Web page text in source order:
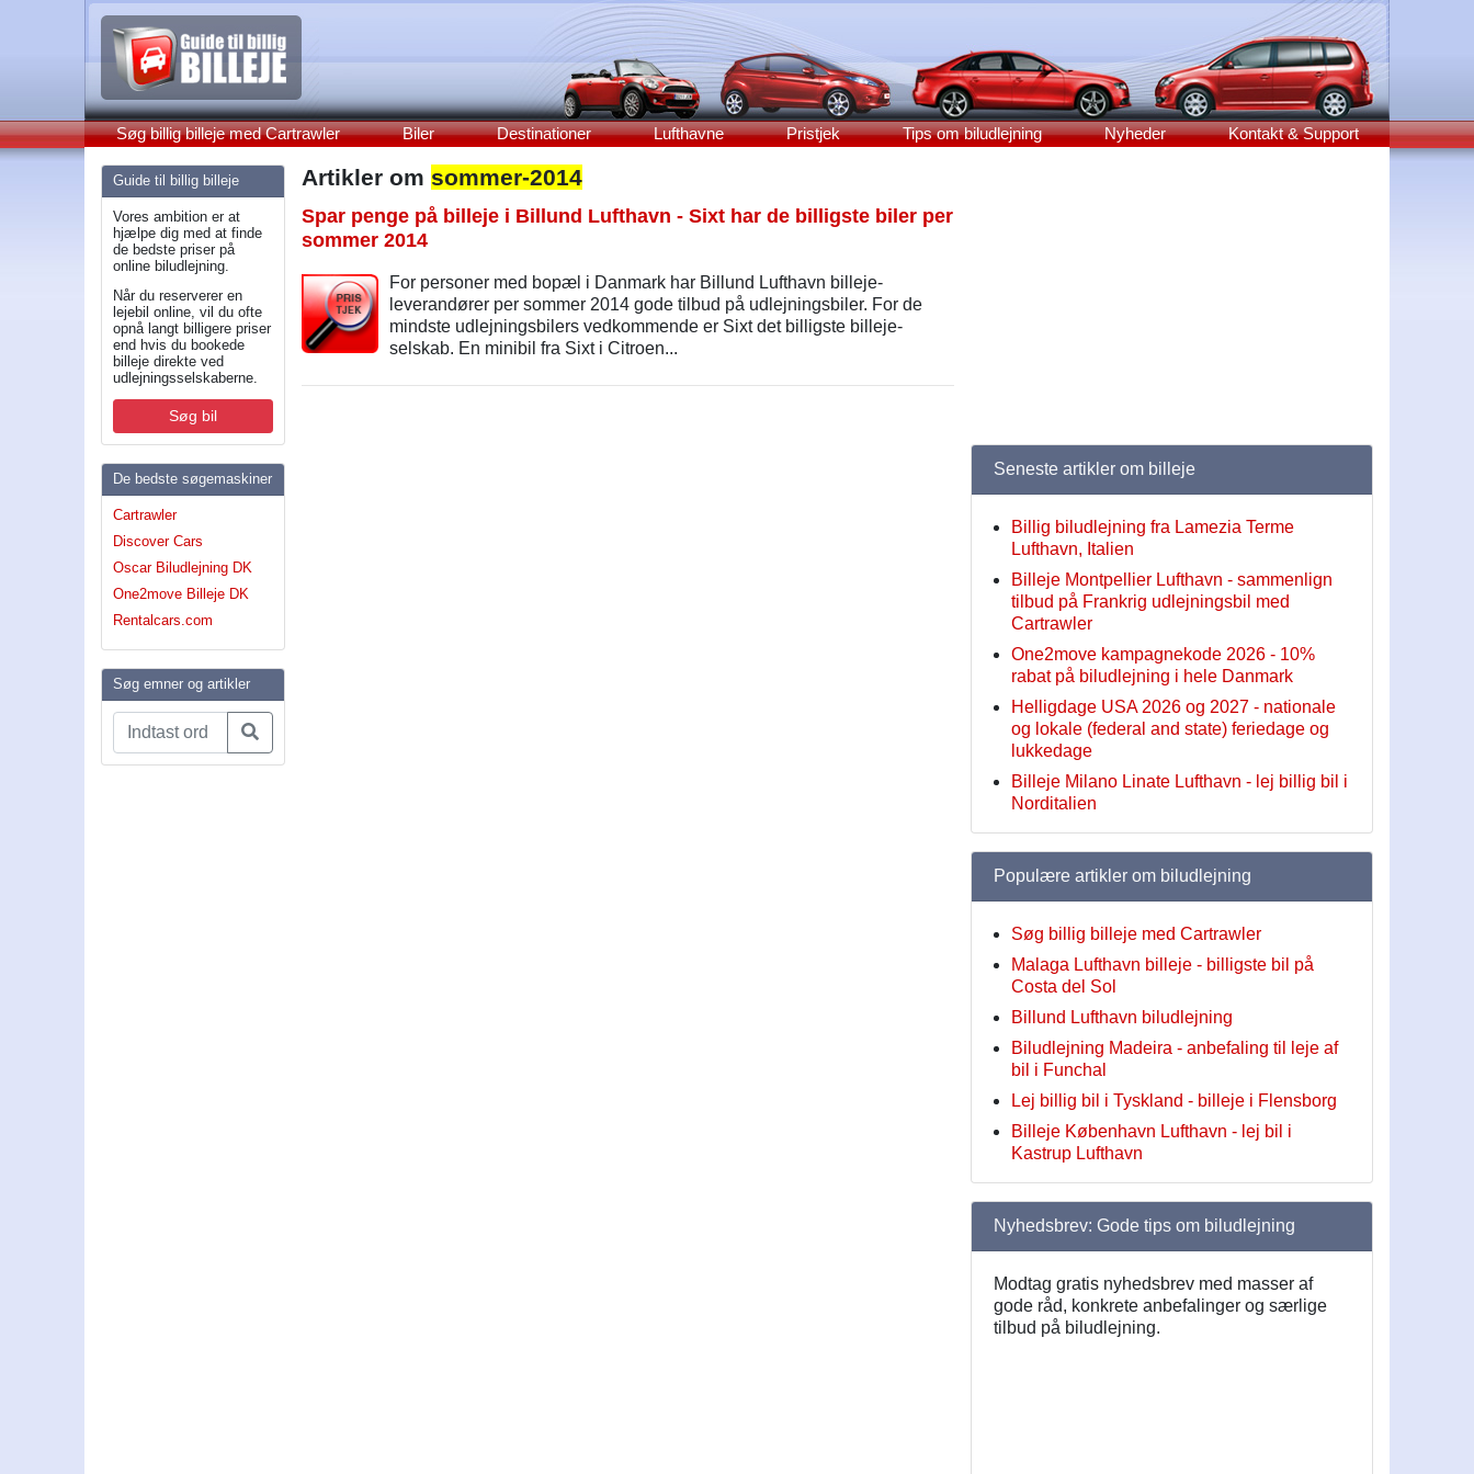
Søg billig billeje med Cartrawler Biler Destinationer Lufthavne Pristjek Tips om biludlejning Nyheder Kontakt & Support
Guide til billig billeje
Vores ambition er at
hjælpe dig med at finde
de bedste priser på
online biludlejning.
Når du reserverer en
lejebil online, vil du ofte
opnå langt billigere priser
end hvis du bookede
billeje direkte ved
udlejningsselskaberne.
Søg bil
De bedste søgemaskiner
Cartrawler
Discover Cars
Oscar Biludlejning DK
One2move Billeje DK
Rentalcars.com
Søg emner og artikler
Artikler om sommer-2014
Spar penge på billeje i Billund Lufthavn - Sixt har de billigste biler per
sommer 2014
For personer med bopæl i Danmark har Billund Lufthavn billeje-
leverandører per sommer 2014 gode tilbud på udlejningsbiler. For de
mindste udlejningsbilers vedkommende er Sixt det billigste billeje-
selskab. En minibil fra Sixt i Citroen...
Seneste artikler om billeje
Billig biludlejning fra Lamezia Terme
Lufthavn, Italien
Billeje Montpellier Lufthavn - sammenlign
tilbud på Frankrig udlejningsbil med
Cartrawler
One2move kampagnekode 2026 - 10%
rabat på biludlejning i hele Danmark
Helligdage USA 2026 og 2027 - nationale
og lokale (federal and state) feriedage og
lukkedage
Billeje Milano Linate Lufthavn - lej billig bil i
Norditalien
Populære artikler om biludlejning
Søg billig billeje med Cartrawler
Malaga Lufthavn billeje - billigste bil på
Costa del Sol
Billund Lufthavn biludlejning
Biludlejning Madeira - anbefaling til leje af
bil i Funchal
Lej billig bil i Tyskland - billeje i Flensborg
Billeje København Lufthavn - lej bil i
Kastrup Lufthavn
Nyhedsbrev: Gode tips om biludlejning
Modtag gratis nyhedsbrev med masser af
gode råd, konkrete anbefalinger og særlige
tilbud på biludlejning.